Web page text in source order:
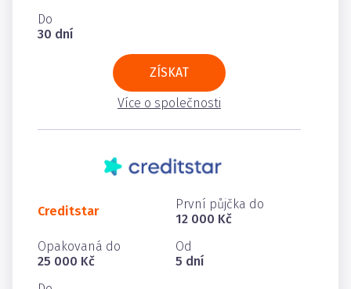
Do
30 dní
ZÍSKAT
Více o společnosti
Creditstar
První půjčka do
12 000 Kč
Opakovaná do
25 000 Kč
Od
5 dní